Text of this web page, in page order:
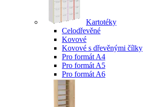
Kartotéky
Celodřevěné
Kovové
Kovové s dřevěnými čílky
Pro formát A4
Pro formát A5
Pro formát A6